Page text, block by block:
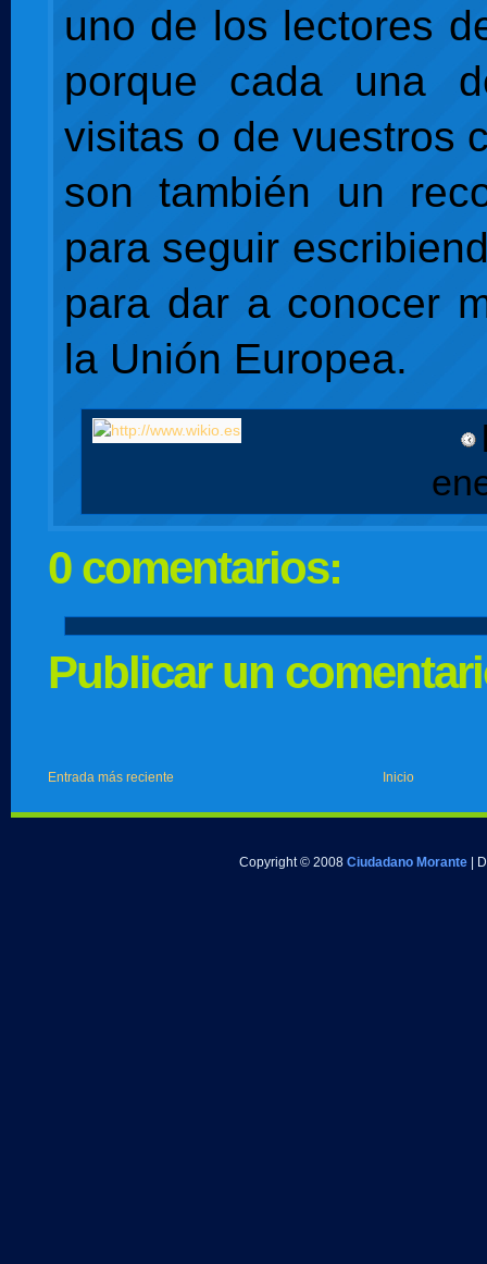
uno de los lectores
porque cada una
visitas o de vuestros
son también un
para seguir
para dar a conocer
la Unión Europea.
0 comentarios:
Publicar un
Entrada más reciente Inicio
Copyright © 2008 Ciudadano Morante |